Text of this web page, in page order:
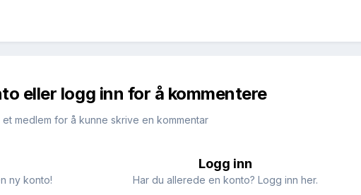
eller logg inn for å kommentere
medlem for å kunne skrive en kommentar
ny konto!
Logg inn
Har du allerede en konto? Logg inn her.